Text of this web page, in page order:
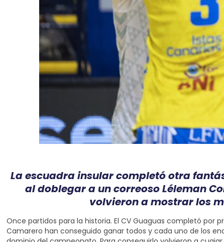
La escuadra insular completó otra
al doblegar a un correoso Léleman
volvieron a mostrar los
Once partidos para la historia. El CV Guaguas completó por
Camarero han conseguido ganar todos y cada uno de los